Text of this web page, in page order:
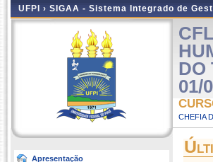
UFPI › SIGAA - Sistema Integrado de
Apresentação
DO
01/
CHEFIA